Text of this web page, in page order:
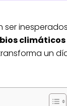
un